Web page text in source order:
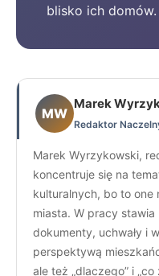
blisko ich domów.
MW
Marek
Redaktor
Marek Wyrzykowski,
koncentruje się na
kulturalnych, bo to one
miasta. W pracy
dokumenty, uchwały i
perspektywą
ale też „dlaczego” i